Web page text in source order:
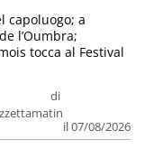
di
il 07/08/2026
capoluogo; a
l’Oumbra;
tocca al Festival